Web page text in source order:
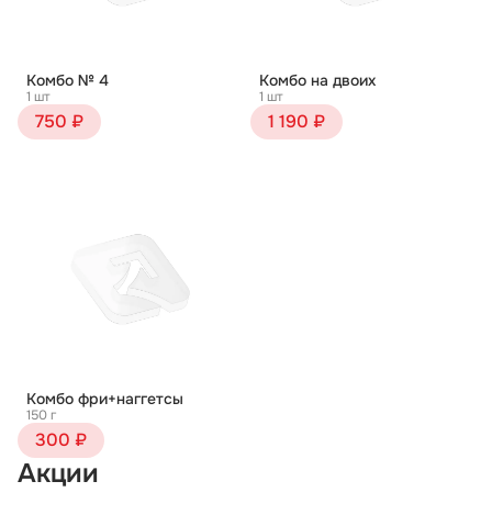
Комбо № 4
1 шт
750 ₽
Комбо на двоих
1 шт
1 190 ₽
Комбо фри+наггетсы
150 г
300 ₽
Акции